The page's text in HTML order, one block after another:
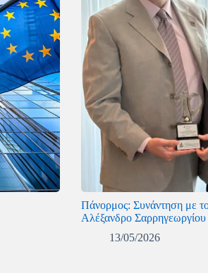
Πάνορμος: Συνάντηση με
Αλέξανδρο Σαρρηγεωργίου
13/05/2026